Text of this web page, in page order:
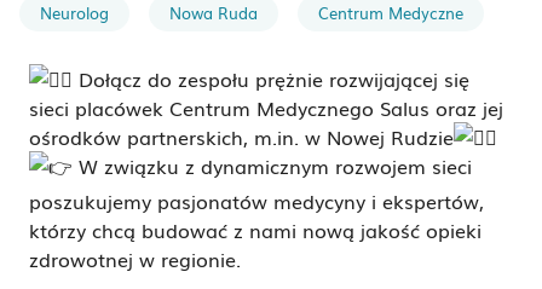
Neurolog Nowa Ruda Centrum Medyczne
Dołącz do zespołu prężnie rozwijającej się
sieci placówek Centrum Medycznego Salus oraz jej
ośrodków partnerskich, m.in. w Nowej Rudzie
W związku z dynamicznym rozwojem sieci
poszukujemy pasjonatów medycyny i ekspertów,
którzy chcą budować z nami nową jakość opieki
zdrowotnej w regionie.